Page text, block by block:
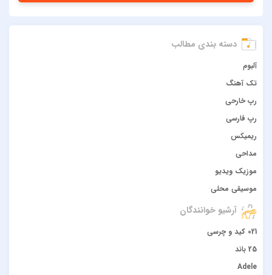
دسته بندی مطالب
آلبوم
تک آهنگ
رپ خارحی
رپ فارسی
ریمیکس
مداحی
موزیک ویدیو
موسیقی محلی
آرشیو خوانندگان
021 کید و چرسی
25 باند
Adele